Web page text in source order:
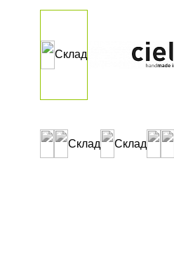
Склад
Склад Склад